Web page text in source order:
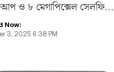
ও ৮ মেগাপিক্সেল সেলফি…
Now:
3, 2025 6:38 PM